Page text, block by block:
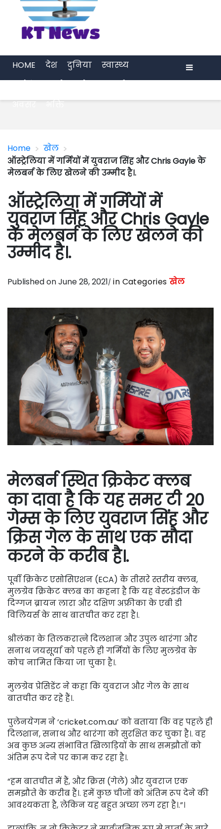
HOME देश दुनिया
स्वास्थ्य
अवसर
भक्ति
Home > खेल >
ऑस्ट्रेलिया में गर्मियों में युवराज सिंह और Chris Gayle के
मेलबर्न के लिए खेलने की उम्मीद है।.
ऑस्ट्रेलिया में गर्मियों में
युवराज सिंह और Chris Gayle
के मेलबर्न के लिए खेलने की
उम्मीद है।.
Published on June 28, 2021 in Categories खेल
मेलबर्न स्थित क्रिकेट क्लब
का दावा है कि यह समर टी 20
गेम्स के लिए युवराज सिंह और
क्रिस गेल के साथ एक सौदा
करने के करीब है।.
पूर्वी क्रिकेट एसोसिएशन (ECA) के तीसरे स्तरीय क्लब,
मुलग्रेव क्रिकेट क्लब का कहना है कि यह वेस्टइंडीज के
दिग्गज ब्रायन लारा और दक्षिण अफ्रीका के एबी डी
विलियर्स के साथ बातचीत कर रहा है।.
श्रीलंका के तिलकरात्ने दिलशान और उपुल थारंगा और
सनाथ जयसूर्या को पहले ही गर्मियों के लिए मुलग्रेव के
कोच नामित किया जा चुका है।.
मुलग्रेव प्रेसिडेंट ने कहा कि युवराज और गेल के साथ
बातचीत कर रहे हैं।.
पुलेनयेगम ने ‘cricket.com.au’ को बताया कि वह पहले ही
दिलशान, सनाथ और थारंगा को सुरक्षित कर चुका है।. वह
अब कुछ अन्य संभावित खिलाड़ियों के साथ समझौतों को
अंतिम रूप देने पर काम कर रहा है।.
“हम बातचीत में हैं, और क्रिस (गेले) और युवराज एक
समझौते के करीब हैं।. हमें कुछ चीजों को अंतिम रूप देने की
आवश्यकता है, लेकिन यह बहुत अच्छा लग रहा है।.”।